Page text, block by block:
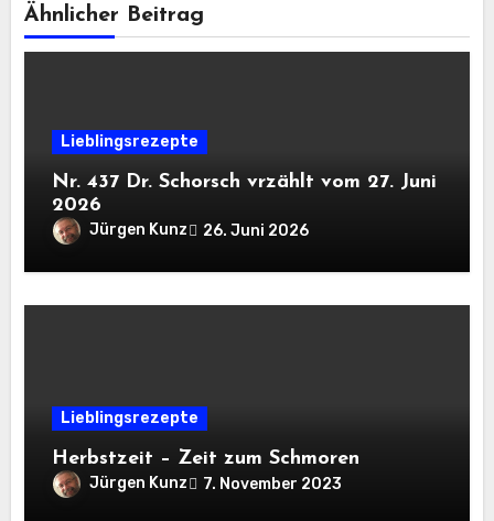
Ähnlicher Beitrag
Lieblingsrezepte
Nr. 437 Dr. Schorsch vrzählt vom 27. Juni
2026
Jürgen Kunz 26. Juni 2026
Lieblingsrezepte
Herbstzeit – Zeit zum Schmoren
Jürgen Kunz 7. November 2023